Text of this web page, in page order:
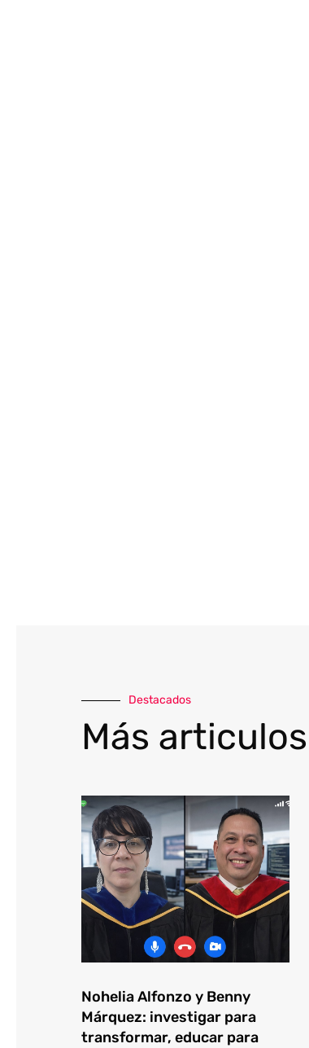
Destacados
Más
Nohelia Alfonzo y Benny
Márquez: investigar para
transformar, educar para